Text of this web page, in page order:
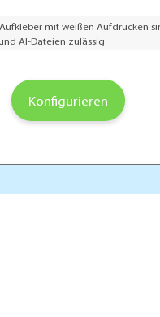
mit weißen Aufdrucken
AI-Dateien zulässig
Konfigurieren